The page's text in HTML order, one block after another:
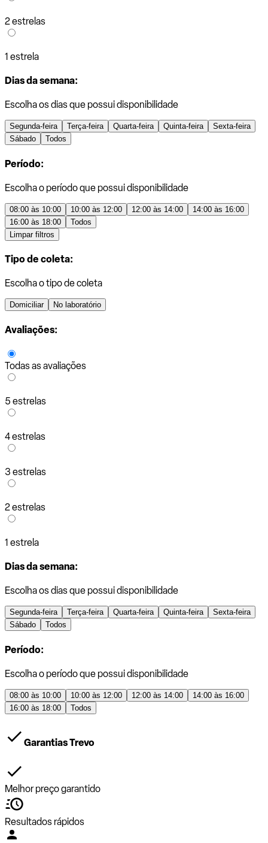
2 estrelas
1 estrela
Dias da semana:
Escolha os dias que possui disponibilidade
Segunda-feira Terça-feira Quarta-feira Quinta-feira
Sexta-feira
Sábado
Todos
Período:
Escolha o período que possui disponibilidade
08:00 às 10:00 10:00 às 12:00 12:00 às 14:00
14:00 às 16:00
16:00 às 18:00
Todos
Limpar filtros
Tipo de coleta:
Escolha o tipo de coleta
Domiciliar No laboratório
Avaliações:
Todas as avaliações
5 estrelas
4 estrelas
3 estrelas
2 estrelas
1 estrela
Dias da semana:
Escolha os dias que possui disponibilidade
Segunda-feira Terça-feira Quarta-feira Quinta-feira
Sexta-feira
Sábado
Todos
Período:
Escolha o período que possui disponibilidade
08:00 às 10:00 10:00 às 12:00 12:00 às 14:00
14:00 às 16:00
16:00 às 18:00
Todos
Garantias Trevo
Melhor preço garantido
Resultados rápidos